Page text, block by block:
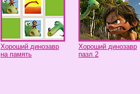
Хороший динозавр
на память
Хороший динозавр
пазл 2